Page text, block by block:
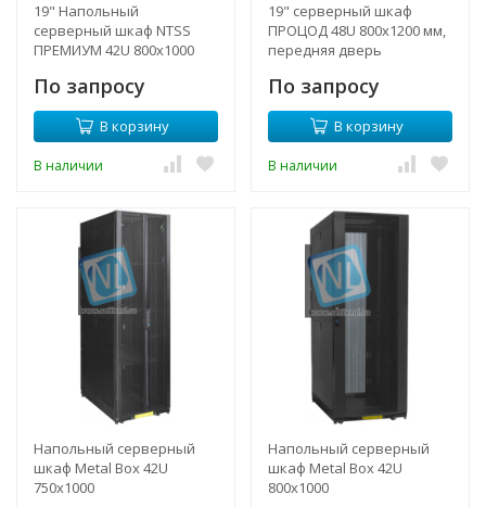
19" Напольный
серверный шкаф NTSS
ПРЕМИУМ 42U 800x1000
стекло, задняя глухая
металл, боковые стенки,
регулируемые опоры, RAL
7035
По запросу
В корзину
В наличии
19" серверный шкаф
ПРОЦОД 48U 800х1200 мм,
передняя дверь
двери двойная перф.,
регулируемые опоры, RAL
По запросу
В корзину
В наличии
Напольный серверный
шкаф Metal Box 42U
750х1000
Напольный серверный
шкаф Metal Box 42U
800х1000